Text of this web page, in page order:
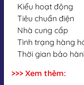
Kiểu hoạt động
Tiêu chuẩn điện
Nhà cung cấp
Tình trạng hàng
Thời gian bảo
>>> Xem thêm: